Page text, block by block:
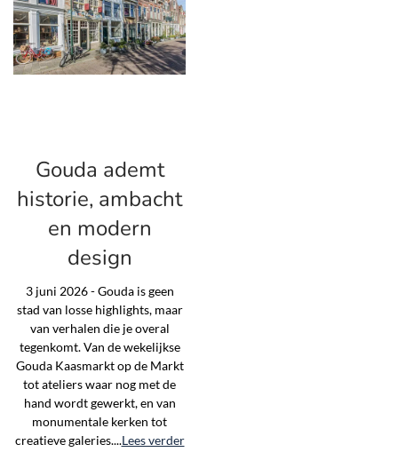
Gouda ademt
historie, ambacht
en modern
design
3 juni 2026 - Gouda is geen
stad van losse highlights, maar
van verhalen die je overal
tegenkomt. Van de wekelijkse
Gouda Kaasmarkt op de Markt
tot ateliers waar nog met de
hand wordt gewerkt, en van
monumentale kerken tot
creatieve galeries....Lees verder